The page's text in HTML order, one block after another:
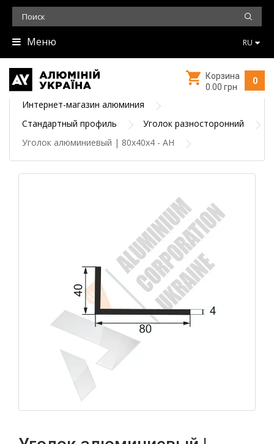
Меню RU
0
Корзина
0.00 грн
Интернет-магазин алюминия
Стандартный профиль
Уголок разносторонний
Уголок алюминиевый | 80х40х4 - АН